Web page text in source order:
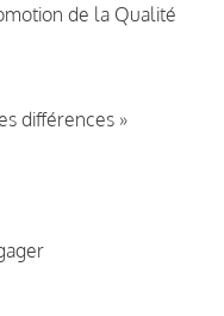
de la Qualité
différences »